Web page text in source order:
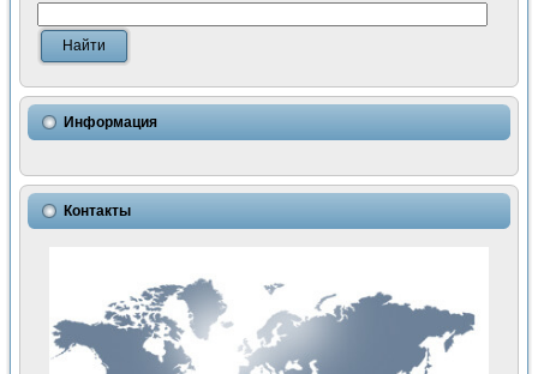
Измерение шумовых параметров операционных
Измерительный преобразователь на основе цифровой
Использование NI LabVIEW для математического
Исследовние возможности создания измерителя ВАХ
Математическое моделирование генератора сигналов -
Применение осциллографического модуля с высоким
Симуляция отклика импульсного радиолокационного
Автоматизация формирования уравнений состояния для
Разработка автоматизированного стенда для измерения
Применение среды LabVIEW для построения картины
Портативная система для определения показателей
Использование LabVIEW для управления источником
Устройство для снятия вольт-амперных характеристик
Информация
Контакты